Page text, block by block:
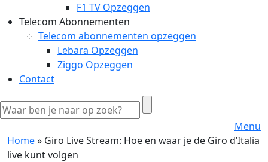
F1 TV Opzeggen
Telecom Abonnementen
Telecom abonnementen opzeggen
Lebara Opzeggen
Ziggo Opzeggen
Contact
Menu
Home» Giro Live Stream: Hoe en waar je de Giro d’Italia
live kunt volgen